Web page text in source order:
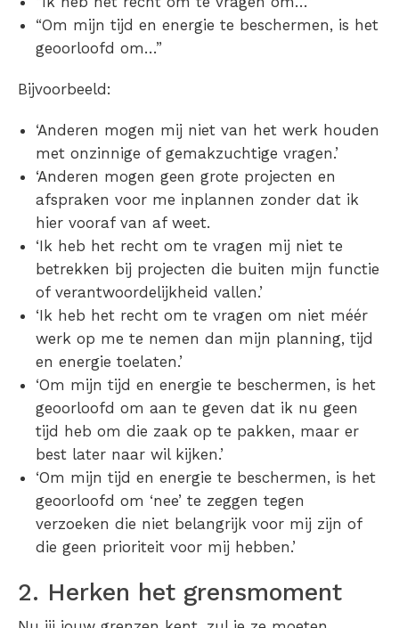
“Om mijn tijd en energie te beschermen, is het
geoorloofd om…”
Bijvoorbeeld:
‘Anderen mogen mij niet van het werk houden
met onzinnige of gemakzuchtige vragen.’
‘Anderen mogen geen grote projecten en
afspraken voor me inplannen zonder dat ik
hier vooraf van af weet.
‘Ik heb het recht om te vragen mij niet te
betrekken bij projecten die buiten mijn functie
of verantwoordelijkheid vallen.’
‘Ik heb het recht om te vragen om niet méér
werk op me te nemen dan mijn planning, tijd
en energie toelaten.’
‘Om mijn tijd en energie te beschermen, is het
geoorloofd om aan te geven dat ik nu geen
tijd heb om die zaak op te pakken, maar er
best later naar wil kijken.’
‘Om mijn tijd en energie te beschermen, is het
geoorloofd om ‘nee’ te zeggen tegen
verzoeken die niet belangrijk voor mij zijn of
die geen prioriteit voor mij hebben.’
2. Herken het grensmoment